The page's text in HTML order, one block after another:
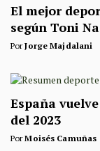
El mejor
según Toni
PorJorge Majdalani
España
del 2023
PorMoisés Camuñas